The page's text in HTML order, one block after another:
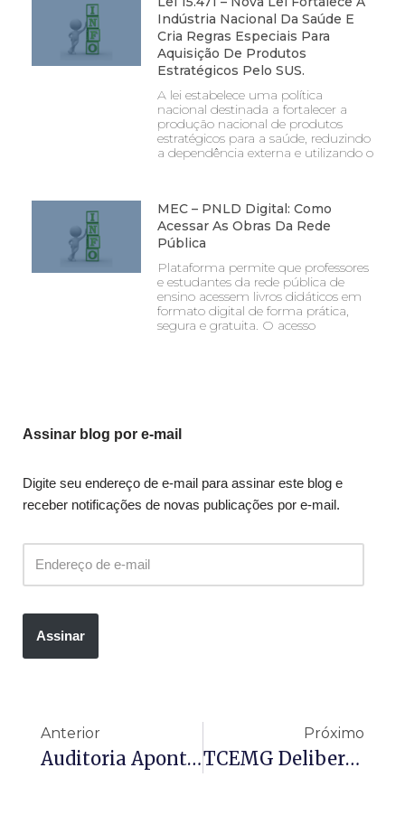
Indústria Nacional Da Saúde E
Cria Regras Especiais Para
Aquisição De Produtos
Estratégicos Pelo SUS.
A lei estabelece uma política
nacional destinada a fortalecer a
produção nacional de produtos
estratégicos para a saúde, reduzindo
a dependência externa e utilizando o
MEC – PNLD Digital: Como
Acessar As Obras Da Rede
Pública
Plataforma permite que professores
e estudantes da rede pública de
ensino acessem livros didáticos em
formato digital de forma prática,
segura e gratuita. O acesso
Assinar blog por e-mail
Digite seu endereço de e-mail para assinar este blog e
receber notificações de novas publicações por e-mail.
Assinar
Anterior
Auditoria Aponta Falhas Na Aplicação Da LGPD Por Organizações Federais
Próximo
TCEMG Delibera Sobre O Uso Da Taxa De Administração De Regimes Próprios De Previdência Social